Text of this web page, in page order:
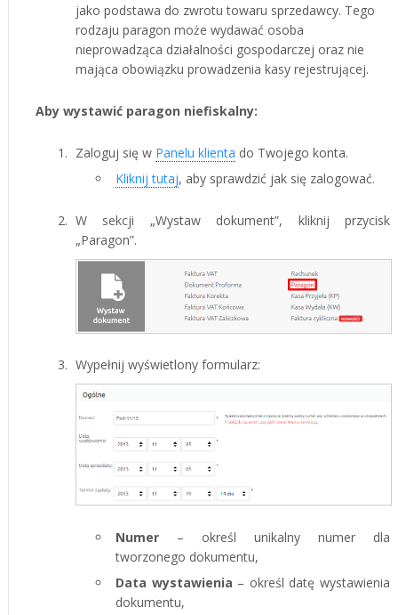
jako podstawa do zwrotu towaru sprzedawcy. Tego
rodzaju paragon może wydawać osoba
nieprowadząca działalności gospodarczej oraz nie
mająca obowiązku prowadzenia kasy rejestrującej.
Aby wystawić paragon niefiskalny:
Zaloguj się w Panelu klienta do Twojego konta.
Kliknij tutaj, aby sprawdzić jak się zalogować.
W sekcji „Wystaw dokument”, kliknij przycisk
„Paragon”.
Wypełnij wyświetlony formularz:
Numer– określ unikalny numer dla
tworzonego dokumentu,
Data wystawienia – określ datę wystawienia
dokumentu,